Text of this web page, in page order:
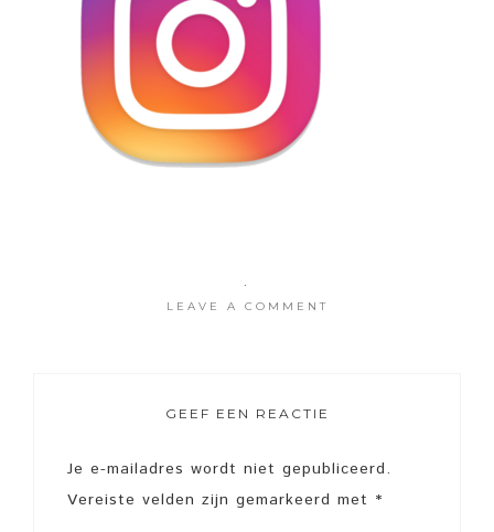
·
LEAVE A COMMENT
GEEF EEN REACTIE
Je e-mailadres wordt niet gepubliceerd.
Vereiste velden zijn gemarkeerd met *